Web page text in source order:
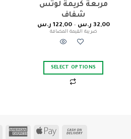
‎مربعة كريمة لوتس
شفاف
32,00 ر.س –
122,00 ر.س
ضريبة القيمة المضافة
SELECT OPTIONS